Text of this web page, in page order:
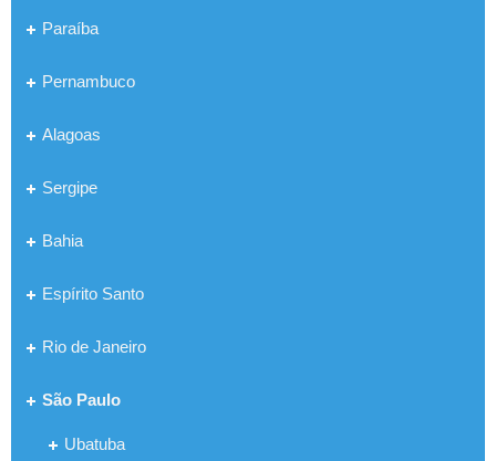
Paraíba
Pernambuco
Alagoas
Sergipe
Bahia
Espírito Santo
Rio de Janeiro
São Paulo
Ubatuba